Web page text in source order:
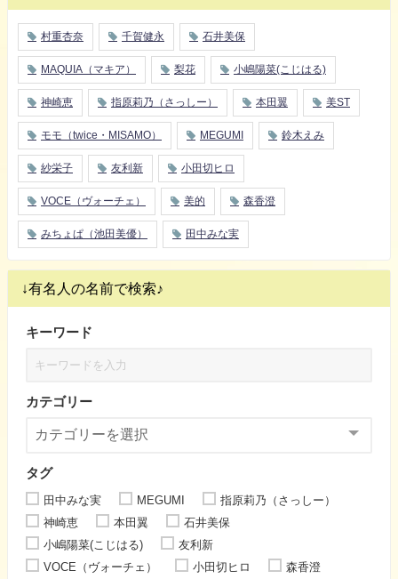
村重杏奈 千賀健永 石井美保
MAQUIA（マキア） 梨花 小嶋陽菜(こじはる)
神崎恵 指原莉乃（さっしー） 本田翼 美ST
モモ（twice・MISAMO） MEGUMI 鈴木えみ
紗栄子 友利新 小田切ヒロ
VOCE（ヴォーチェ） 美的 森香澄
みちょぱ（池田美優） 田中みな実
↓有名人の名前で検索♪
キーワード
カテゴリー
タグ
田中みな実 MEGUMI
指原莉乃（さっしー）
神崎恵
本田翼
石井美保
小嶋陽菜(こじはる)
友利新
VOCE（ヴォーチェ）
小田切ヒロ
森香澄